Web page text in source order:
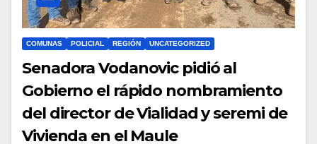
COMUNAS POLICIAL REGIÓN UNCATEGORIZED
Senadora Vodanovic pidió al
Gobierno el rápido nombramiento
del director de Vialidad y seremi de
Vivienda en el Maule